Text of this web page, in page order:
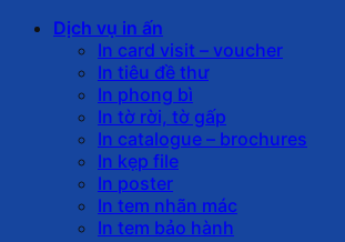
Dịch vụ in ấn
In card visit – voucher
In tiêu đề thư
In phong bì
In tờ rời, tờ gấp
In catalogue – brochures
In kẹp file
In poster
In tem nhãn mác
In tem bảo hành